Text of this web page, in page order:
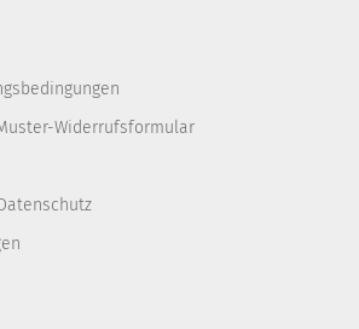
Widerrufsformular